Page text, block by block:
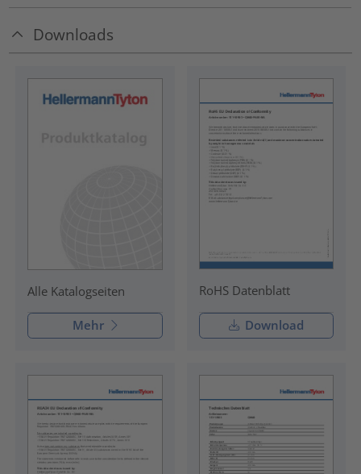
Downloads
Alle Katalogseiten
Mehr
RoHS Datenblatt
Download